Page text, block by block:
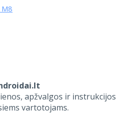
apžvalgos ir instrukcijos
vartotojams.